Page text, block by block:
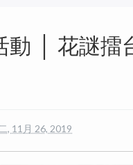
動 │ 花謎擂
, 11月 26, 2019